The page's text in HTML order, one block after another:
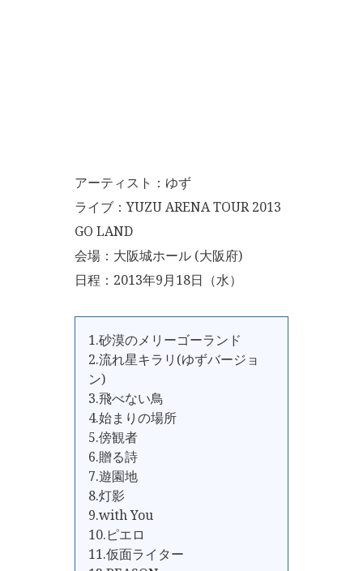
アーティスト：ゆず
ライブ：YUZU ARENA TOUR 2013
GO LAND
会場：大阪城ホール (大阪府)
日程：2013年9月18日（水）
1.砂漠のメリーゴーランド
2.流れ星キラリ(ゆずバージョ
ン)
3.飛べない鳥
4.始まりの場所
5.傍観者
6.贈る詩
7.遊園地
8.灯影
9.with You
10.ピエロ
11.仮面ライター